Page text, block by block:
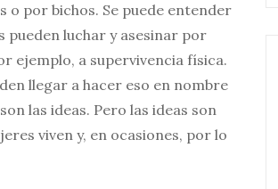
o por bichos. Se puede entender
pueden luchar y asesinar por
ejemplo, a supervivencia física.
llegar a hacer eso en nombre
las ideas. Pero las ideas son
viven y, en ocasiones, por lo